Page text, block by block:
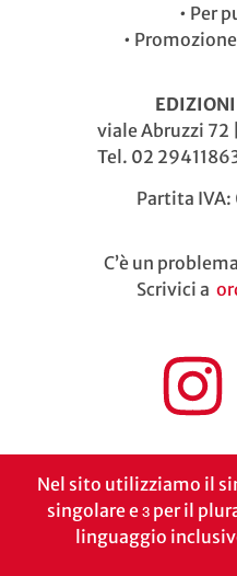
• Per
•
EDIZIONI
viale Abruzzi 72
Tel. 02
Partita
C’è un
Scrivici a
Nel sito utilizziamo il
singolare e ɜ per il
linguaggio